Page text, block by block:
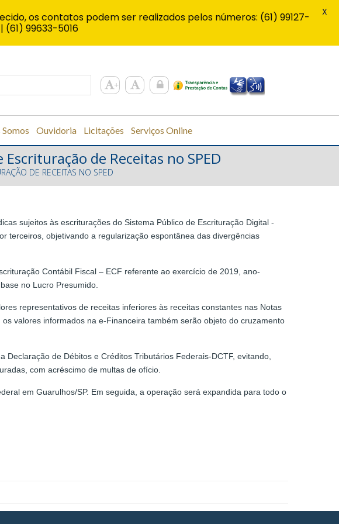
Ouvidoria Licitações Serviços Online
de Receitas no SPED
DE RECEITAS NO SPED
sujeitos às escriturações do Sistema Público de Escrituração Digital -
terceiros, objetivando a regularização espontânea das divergências
Contábil Fiscal – ECF referente ao exercício de 2019, ano-
no Lucro Presumido.
representativos de receitas inferiores às receitas constantes nas Notas
valores informados na e-Financeira também serão objeto do cruzamento
de Débitos e Créditos Tributários Federais-DCTF, evitando,
com acréscimo de multas de ofício.
em Guarulhos/SP. Em seguida, a operação será expandida para todo o
os contatos podem ser realizados pelos números: (61) 99127-
(61) 99633-5016
X